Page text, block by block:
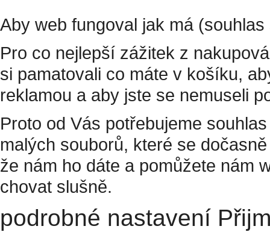
Aby web fungoval jak má
Pro co nejlepší zážitek z
si pamatovali co máte v košíku,
reklamou a aby jste se nemuseli
Proto od Vás potřebujeme
malých souborů, které se
že nám ho dáte a pomůžete nám
chovat slušně.
podrobné nastavení